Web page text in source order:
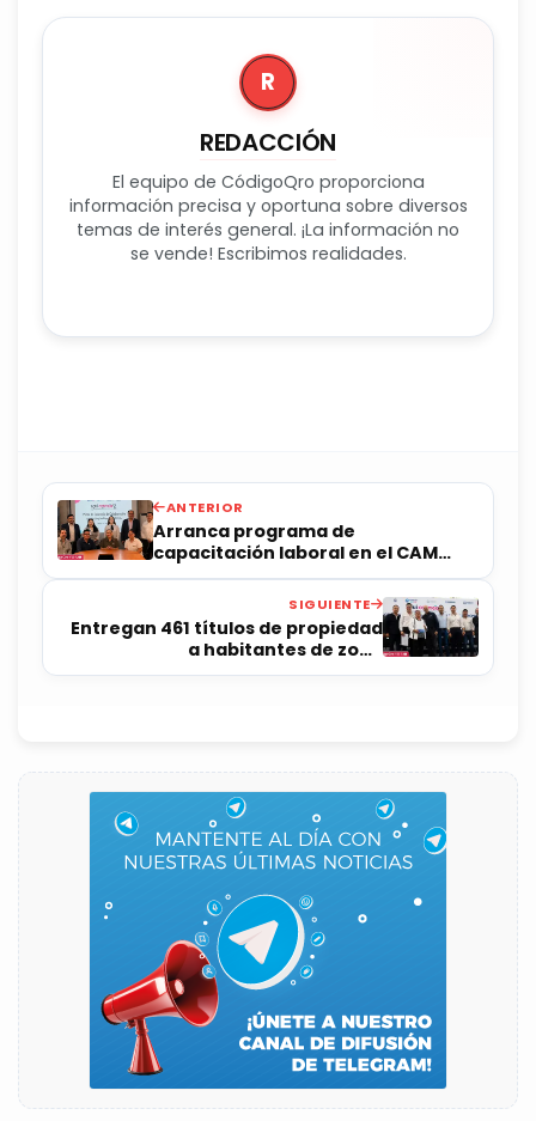
R
REDACCIÓN
El equipo de CódigoQro proporciona
información precisa y oportuna sobre diversos
temas de interés general. ¡La información no
se vende! Escribimos realidades.
ANTERIOR
Arranca programa de
capacitación laboral en el CAM
Cala
SIGUIENTE
Entregan 461 títulos de propiedad
a habitantes de zona
metropolitana